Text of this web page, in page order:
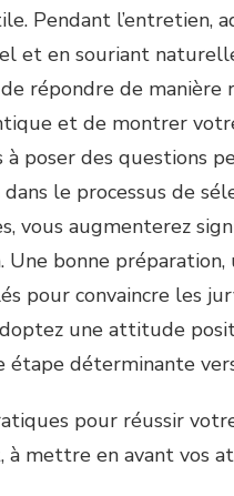
Pendant l’entretien,
et en souriant
répondre de
et de montrer
à poser des questions
le processus de
vous augmenterez
Une bonne
pour convaincre les
une attitude
déterminante